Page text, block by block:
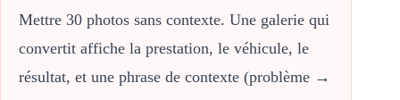
Mettre 30 photos sans contexte. Une galerie qui
convertit affiche la prestation, le véhicule, le
résultat, et une phrase de contexte (problème →